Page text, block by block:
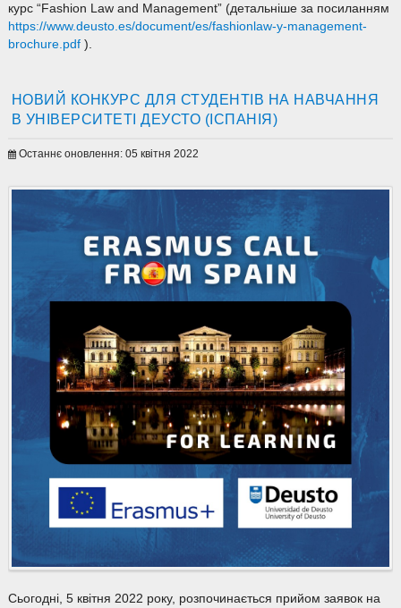
курс “Fashion Law and Management” (детальніше за посиланням
https://www.deusto.es/document/es/fashionlaw-y-management-
brochure.pdf).
НОВИЙ КОНКУРС ДЛЯ СТУДЕНТІВ НА НАВЧАННЯ
В УНІВЕРСИТЕТІ ДЕУСТО (ІСПАНІЯ)
Останнє оновлення: 05 квітня 2022
Сьогодні, 5 квітня 2022 року, розпочинається прийом заявок на